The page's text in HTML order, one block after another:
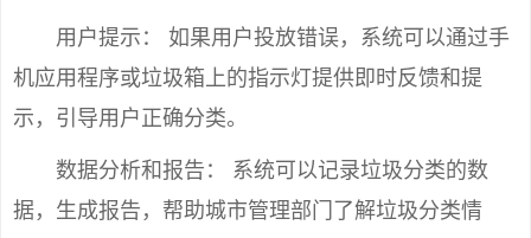
用户提示： 如果用户投放错误，系统可以通过手
机应用程序或垃圾箱上的指示灯提供即时反馈和提
示，引导用户正确分类。
数据分析和报告： 系统可以记录垃圾分类的数
据，生成报告，帮助城市管理部门了解垃圾分类情